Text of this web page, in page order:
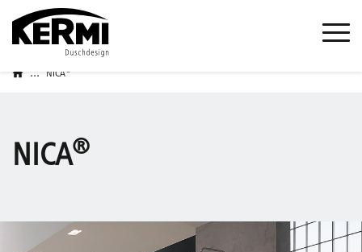
... NICA®
NICA®